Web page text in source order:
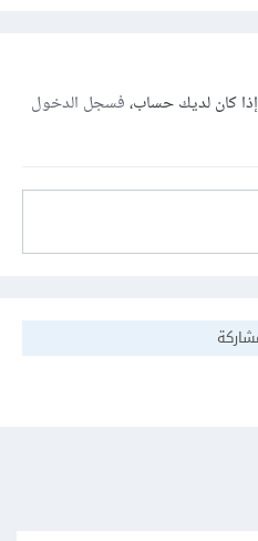
كان لديك حساب،فسجل الدخول